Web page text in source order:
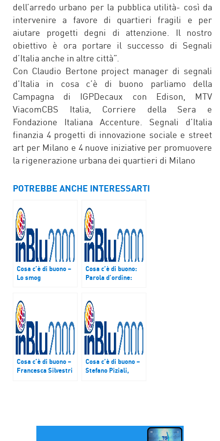
dell’arredo urbano per la pubblica utilità- così da
intervenire a favore di quartieri fragili e per
aiutare progetti degni di attenzione. Il nostro
obiettivo è ora portare il successo di Segnali
d’Italia anche in altre città”.
Con Claudio Bertone project manager di segnali
d’Italia in cosa c’è di buono parliamo della
Campagna di IGPDecaux con Edison, MTV
ViacomCBS Italia, Corriere della Sera e
Fondazione Italiana Accenture. Segnali d’Italia
finanzia 4 progetti di innovazione sociale e street
art per Milano e 4 nuove iniziative per promuovere
la rigenerazione urbana dei quartieri di Milano
POTREBBE ANCHE INTERESSARTI
Cosa c’è di buono –
Lo smog
Cosa c’è di buono:
Parola d’ordine:
Cosa c’è di buono –
Francesca Silvestri
Cosa c’è di buono –
Stefano Piziali,